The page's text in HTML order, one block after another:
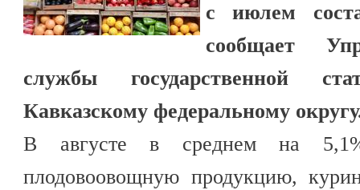
с июлем
сообщает
службы государственной
Кавказскому федеральному
В августе в среднем на
плодовоовощную продукцию,